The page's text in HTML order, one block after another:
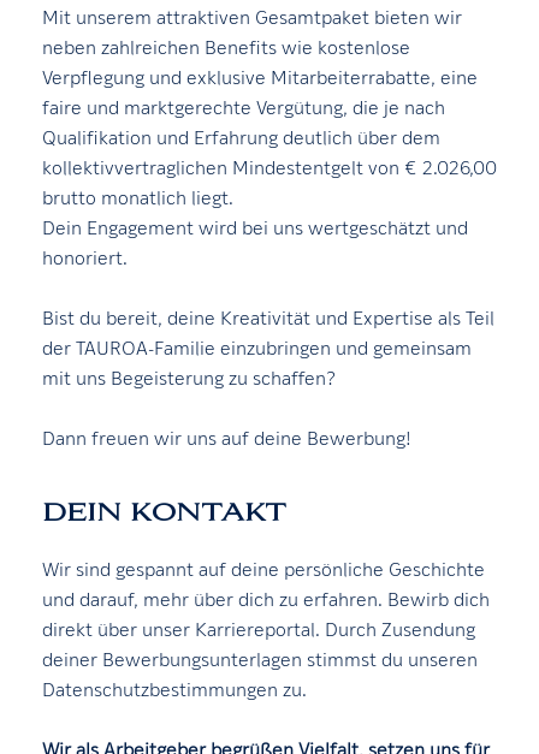
Mit unserem attraktiven Gesamtpaket bieten wir
neben zahlreichen Benefits wie kostenlose
Verpflegung und exklusive Mitarbeiterrabatte, eine
faire und marktgerechte Vergütung, die je nach
Qualifikation und Erfahrung deutlich über dem
kollektivvertraglichen Mindestentgelt von € 2.026,00
brutto monatlich liegt.
Dein Engagement wird bei uns wertgeschätzt und
honoriert.
Bist du bereit, deine Kreativität und Expertise als Teil
der TAUROA-Familie einzubringen und gemeinsam
mit uns Begeisterung zu schaffen?
Dann freuen wir uns auf deine Bewerbung!
DEIN KONTAKT
Wir sind gespannt auf deine persönliche Geschichte
und darauf, mehr über dich zu erfahren. Bewirb dich
direkt über unser Karriereportal. Durch Zusendung
deiner Bewerbungsunterlagen stimmst du unseren
Datenschutzbestimmungen zu.